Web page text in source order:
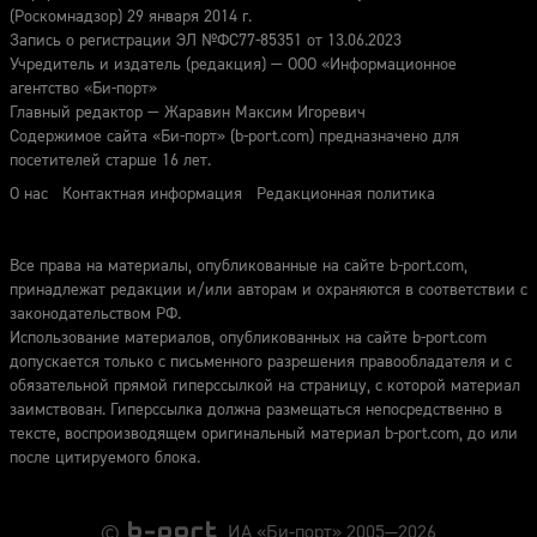
(Роскомнадзор) 29 января 2014 г.
Запись о регистрации ЭЛ №ФС77-85351 от 13.06.2023
Учредитель и издатель (редакция) — ООО «Информационное
агентство «Би-порт»
Главный редактор — Жаравин Максим Игоревич
Содержимое сайта «Би-порт» (b-port.com) предназначено для
посетителей старше 16 лет.
О нас
Контактная информация Редакционная политика
Все права на материалы, опубликованные на сайте b-port.com,
принадлежат редакции и/или авторам и охраняются в соответствии с
законодательством РФ.
Использование материалов, опубликованных на сайте b-port.com
допускается только с письменного разрешения правообладателя и с
обязательной прямой гиперссылкой на страницу, с которой материал
заимствован. Гиперссылка должна размещаться непосредственно в
тексте, воспроизводящем оригинальный материал b-port.com, до или
после цитируемого блока.